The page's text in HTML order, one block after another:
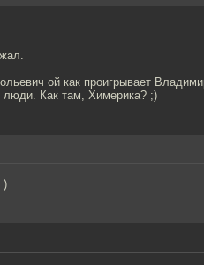
ой как проигрывает
Как там, Химерика? ;)
)